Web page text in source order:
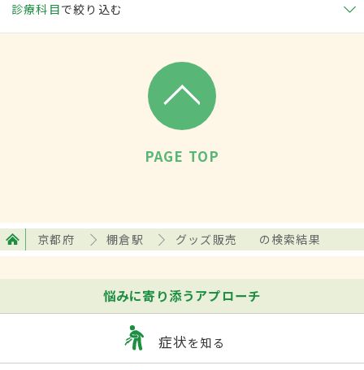
診療科目で絞り込む
PAGE TOP
京都府 棚倉駅 グッズ販売 の検索結果
悩みに寄り添うアプローチ
症状を知る